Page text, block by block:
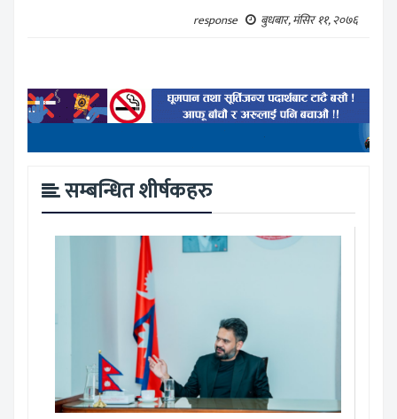
response
बुधबार, मंसिर ११, २०७६
सम्बन्धित शीर्षकहरु